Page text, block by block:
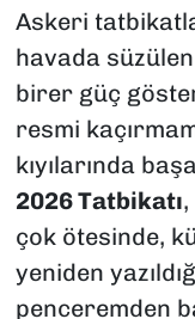
Askeri
havada
birer güç
resmi
kıyılarında
2026 Tatbikatı
çok ötesinde,
yeniden
penceremden